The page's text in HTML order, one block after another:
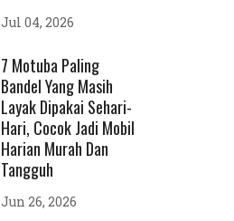
Jul 04, 2026
7 Motuba Paling
Bandel Yang Masih
Layak Dipakai Sehari-
Hari, Cocok Jadi Mobil
Harian Murah Dan
Tangguh
Jun 26, 2026